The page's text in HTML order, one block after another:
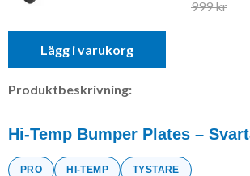
999 kr
Lägg i varukorg
Produktbeskrivning:
Hi-Temp Bumper Plates –
PRO HI-TEMP TYSTARE